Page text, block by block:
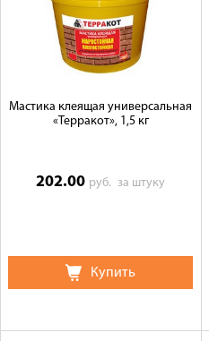
Мастика клеящая универсальная
«Терракот», 1,5 кг
202.00 руб.за штуку
Купить